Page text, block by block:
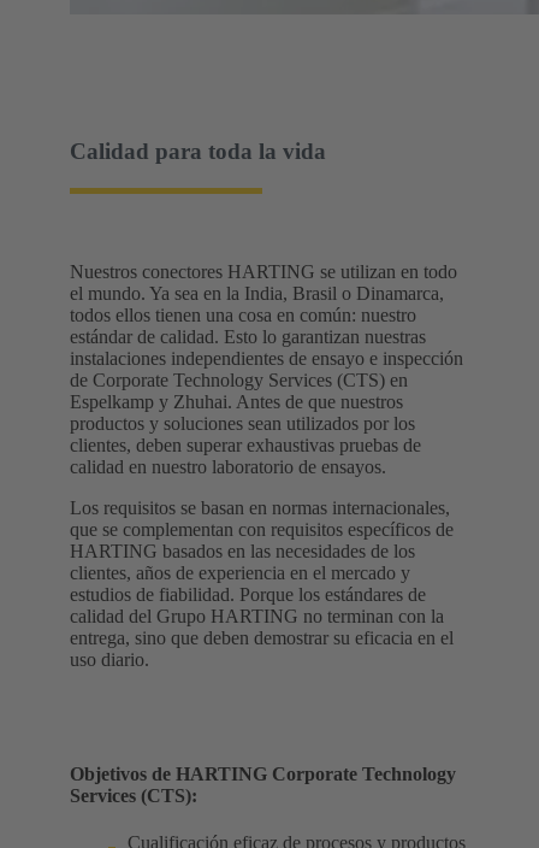
Calidad para toda la vida
Nuestros conectores HARTING se utilizan en todo
el mundo. Ya sea en la India, Brasil o Dinamarca,
todos ellos tienen una cosa en común: nuestro
estándar de calidad. Esto lo garantizan nuestras
instalaciones independientes de ensayo e inspección
de Corporate Technology Services (CTS) en
Espelkamp y Zhuhai. Antes de que nuestros
productos y soluciones sean utilizados por los
clientes, deben superar exhaustivas pruebas de
calidad en nuestro laboratorio de ensayos.
Los requisitos se basan en normas internacionales,
que se complementan con requisitos específicos de
HARTING basados en las necesidades de los
clientes, años de experiencia en el mercado y
estudios de fiabilidad. Porque los estándares de
calidad del Grupo HARTING no terminan con la
entrega, sino que deben demostrar su eficacia en el
uso diario.
Objetivos de HARTING Corporate Technology
Services (CTS):
Cualificación eficaz de procesos y productos